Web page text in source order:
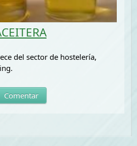
del sector de hostelería,
Comentar